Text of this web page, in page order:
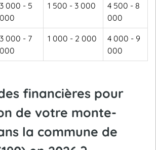
3 000 - 5
000
1 500 - 3 000
4 500 - 8
000
3 000 - 7
000
1 000 - 2 000
4 000 - 9
000
financières pour
de votre monte-
la commune de